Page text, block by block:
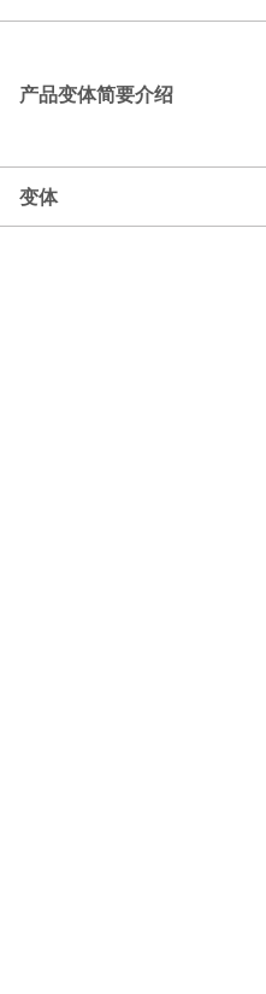
产品变体简要介绍
变体